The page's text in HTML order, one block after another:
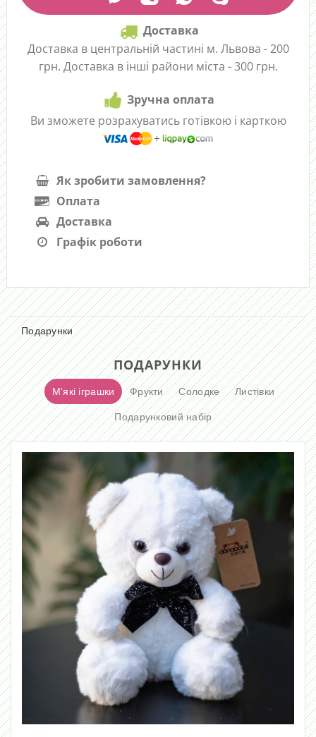
Доставка
Доставка в центральній частині м. Львова - 200
грн. Доставка в інші райони міста - 300 грн.
Зручна оплата
Ви зможете розрахуватись готівкою і карткою
Як зробити замовлення?
Оплата
Доставка
Графік роботи
Подарунки
ПОДАРУНКИ
М'які іграшки Фрукти Солодке Листівки
Подарунковий набір